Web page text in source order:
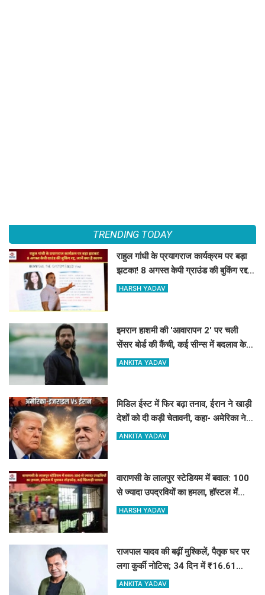
TRENDING TODAY
राहुल गांधी के प्रयागराज कार्यक्रम पर बड़ा
झटका! 8 अगस्त केपी ग्राउंड की बुकिंग रद्द,
जानें क्या है कारण
HARSH YADAV
इमरान हाशमी की 'आवारापन 2' पर चली
सेंसर बोर्ड की कैंची, कई सीन्स में बदलाव के
बाद मिली मंजूरी
ANKITA YADAV
मिडिल ईस्ट में फिर बढ़ा तनाव, ईरान ने खाड़ी
देशों को दी कड़ी चेतावनी, कहा- अमेरिका ने
अटैक किया तो...
ANKITA YADAV
वाराणसी के लालपुर स्टेडियम में बवाल: 100
से ज्यादा उपद्रवियों का हमला, हॉस्टल में
घुसकर तोड़फोड़, कई खिलाड़ी घायल
HARSH YADAV
राजपाल यादव की बढ़ीं मुश्किलें, पैतृक घर पर
लगा कुर्की नोटिस; 34 दिन में ₹16.61
करोड़ नहीं चुकाए तो होगी नीलामी
ANKITA YADAV